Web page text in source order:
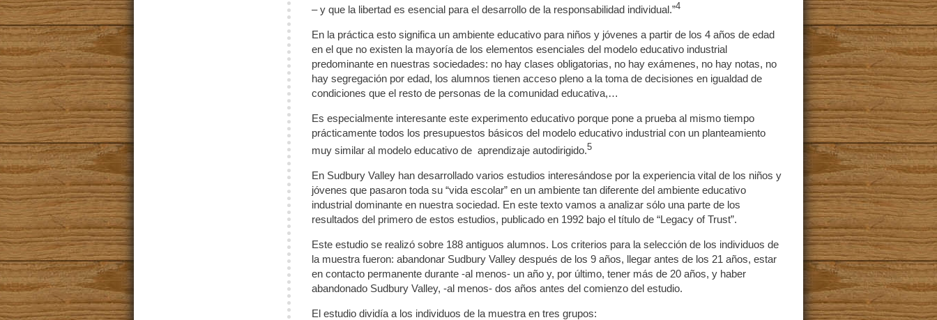
– y que la libertad es esencial para el desarrollo de la responsabilidad individual.”4
En la práctica esto significa un ambiente educativo para niños y jóvenes a partir de los 4 años de edad
en el que no existen la mayoría de los elementos esenciales del modelo educativo industrial
predominante en nuestras sociedades: no hay clases obligatorias, no hay exámenes, no hay notas, no
hay segregación por edad, los alumnos tienen acceso pleno a la toma de decisiones en igualdad de
condiciones que el resto de personas de la comunidad educativa,…
Es especialmente interesante este experimento educativo porque pone a prueba al mismo tiempo
prácticamente todos los presupuestos básicos del modelo educativo industrial con un planteamiento
muy similar al modelo educativo de aprendizaje autodirigido.5
En Sudbury Valley han desarrollado varios estudios interesándose por la experiencia vital de los niños y
jóvenes que pasaron toda su “vida escolar” en un ambiente tan diferente del ambiente educativo
industrial dominante en nuestra sociedad. En este texto vamos a analizar sólo una parte de los
resultados del primero de estos estudios, publicado en 1992 bajo el título de “Legacy of Trust”.
Este estudio se realizó sobre 188 antiguos alumnos. Los criterios para la selección de los individuos de
la muestra fueron: abandonar Sudbury Valley después de los 9 años, llegar antes de los 21 años, estar
en contacto permanente durante -al menos- un año y, por último, tener más de 20 años, y haber
abandonado Sudbury Valley, -al menos- dos años antes del comienzo del estudio.
El estudio dividía a los individuos de la muestra en tres grupos: